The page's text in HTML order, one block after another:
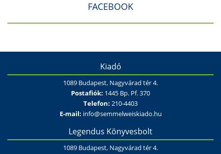
FACEBOOK
Kiadó
1089 Budapest, Nagyvárad tér 4.
Postafiók: 1445 Bp. Pf. 370
Telefon: 210-4403
E-mail: info@semmelweiskiado.hu
Legendus Könyvesbolt
1089 Budapest, Nagyvárad tér 4.